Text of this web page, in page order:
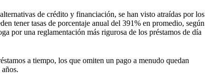
de crédito y financiación, se han visto atraídas por los
tener tasas de porcentaje anual del 391% en promedio, según
por una reglamentación más rigurosa de los préstamos de día
a tiempo, los que omiten un pago a menudo quedan